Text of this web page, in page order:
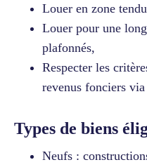
Louer en zone
Louer pour une
plafonnés,
Respecter les
revenus fonciers
Types de biens
Neufs :